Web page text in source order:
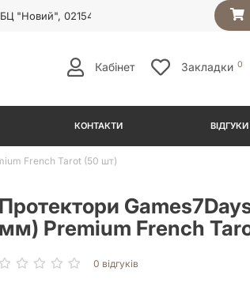
"Новий", 02154
Кабінет Закладки 0
КОНТАКТИ ВІДГУКИ
French Tarot (50 шт)
Протектори
мм) Premium French
0 відгуків